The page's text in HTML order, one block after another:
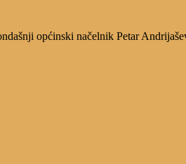
općinski načelnik Petar